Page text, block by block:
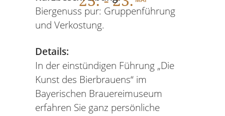
Biergenuss pur: Gruppenführung
und Verkostung.
Details:
In der einstündigen Führung „Die
Kunst des Bierbrauens“ im
Bayerischen Brauereimuseum
erfahren Sie ganz persönliche